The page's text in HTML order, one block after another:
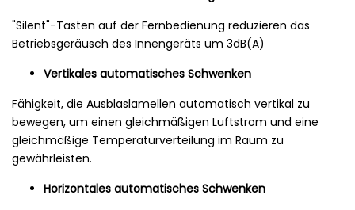
"Silent"-Tasten auf der Fernbedienung reduzieren das
Betriebsgeräusch des Innengeräts um 3dB(A)
Vertikales automatisches Schwenken
Fähigkeit, die Ausblaslamellen automatisch vertikal zu
bewegen, um einen gleichmäßigen Luftstrom und eine
gleichmäßige Temperaturverteilung im Raum zu
gewährleisten.
Horizontales automatisches Schwenken